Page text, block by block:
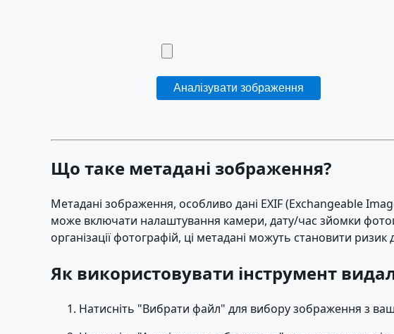
Аналізувати зображення
Що таке метадані зображення?
Метадані зображення, особливо дані EXIF (Exchangeable
може включати налаштування камери, дату/час зйомки
організації фотографій, ці метадані можуть становити
Як використовувати інструмент
Натисніть "Вибрати файл" для вибору зображення з